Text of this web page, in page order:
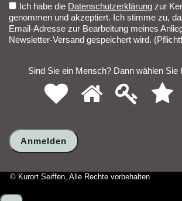
Ich habe die Datenschutzerklärung zur
genommen und akzeptiert. Ich stimme zu,
Email-Adresse zur Bearbeitung meines
Newsletter-Versand gespeichert wird.
Sind Sie ein Mensch? Dann wählen Sie
Sind
Sie
Dann
wählen
Sie
das
2 3
© Kurort Seiffen, Alle Rechte vorbehalten